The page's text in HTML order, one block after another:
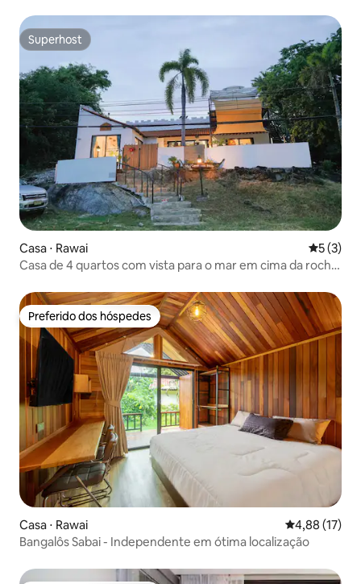
Superhost
Superhost
Casa ⋅ Rawai 5 de
5 (3)
Casa de 4 quartos com vista para o mar em cima da rocha,
Nangyuan
Preferido dos hóspedes
Preferido dos hóspedes
Casa ⋅ Rawai 4,88 de uma
4,88 (17)
Bangalôs Sabai - Independente em ótima localização